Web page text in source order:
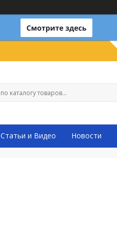
Статьи и Видео Новости